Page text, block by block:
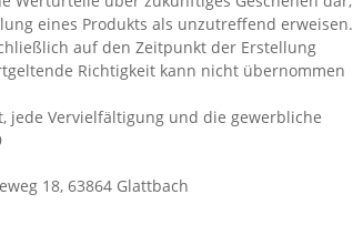
eines Produkts als unzutreffend erweisen.
auf den Zeitpunkt der Erstellung
Richtigkeit kann nicht übernommen
jede Vervielfältigung und die gewerbliche
18, 63864 Glattbach